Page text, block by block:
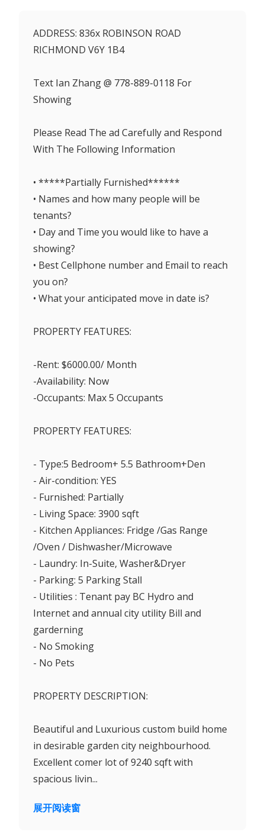
ADDRESS: 836x ROBINSON ROAD
RICHMOND V6Y 1B4
Text Ian Zhang @ 778-889-0118 For
Showing
Please Read The ad Carefully and Respond
With The Following Information
• *****Partially Furnished******
• Names and how many people will be
tenants?
• Day and Time you would like to have a
showing?
• Best Cellphone number and Email to reach
you on?
• What your anticipated move in date is?
PROPERTY FEATURES:
-Rent: $6000.00/ Month
-Availability: Now
-Occupants: Max 5 Occupants
PROPERTY FEATURES:
- Type:5 Bedroom+ 5.5 Bathroom+Den
- Air-condition: YES
- Furnished: Partially
- Living Space: 3900 sqft
- Kitchen Appliances: Fridge /Gas Range
/Oven / Dishwasher/Microwave
- Laundry: In-Suite, Washer&Dryer
- Parking: 5 Parking Stall
- Utilities : Tenant pay BC Hydro and
Internet and annual city utility Bill and
garderning
- No Smoking
- No Pets
PROPERTY DESCRIPTION:
Beautiful and Luxurious custom build home
in desirable garden city neighbourhood.
Excellent comer lot of 9240 sqft with
spacious livin...
展开阅读窗